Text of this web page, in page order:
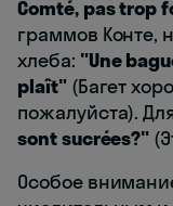
Comté, pas trop
граммов Конте,
хлеба: "Une
plaît"(Багет
пожалуйста).
sont sucrées?"
Особое